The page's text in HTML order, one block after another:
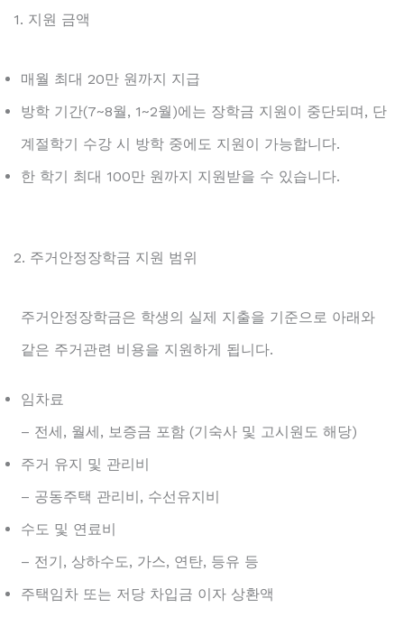
1. 지원 금액
매월 최대 20만 원까지 지급
방학 기간(7~8월, 1~2월)에는 장학금 지원이 중단되며, 단
계절학기 수강 시 방학 중에도 지원이 가능합니다.
한 학기 최대 100만 원까지 지원받을 수 있습니다.
2. 주거안정장학금 지원 범위
주거안정장학금은 학생의 실제 지출을 기준으로 아래와
같은 주거관련 비용을 지원하게 됩니다.
임차료
– 전세, 월세, 보증금 포함 (기숙사 및 고시원도 해당)
주거 유지 및 관리비
– 공동주택 관리비, 수선유지비
수도 및 연료비
– 전기, 상하수도, 가스, 연탄, 등유 등
주택임차 또는 저당 차입금 이자 상환액